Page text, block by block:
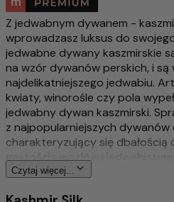
Z jedwabnym dywanem -
wprowadzasz luksus do
jedwabne dywany kaszmirskie
na wzór dywanów perskich, i są
najdelikatniejszego jedwabiu.
kwiaty, winorośle czy pola
jedwabny dywan kaszmirski.
z najpopularniejszych dywanów
charakteryzujący się dbałością
gęstością węzłów i jedwabistym
atrakcją jest delikatny jedwab
Czytaj więcej...